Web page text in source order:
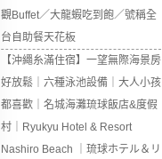
觀Buffet／大龍蝦吃到飽／號稱全
台自助餐天花板
【沖繩糸滿住宿】一望無際海景房
好放鬆｜六種泳池設備｜大人小孩
都喜歡｜名城海灘琉球飯店&度假
村｜Ryukyu Hotel & Resort
Nashiro Beach ｜琉球ホテル＆リ